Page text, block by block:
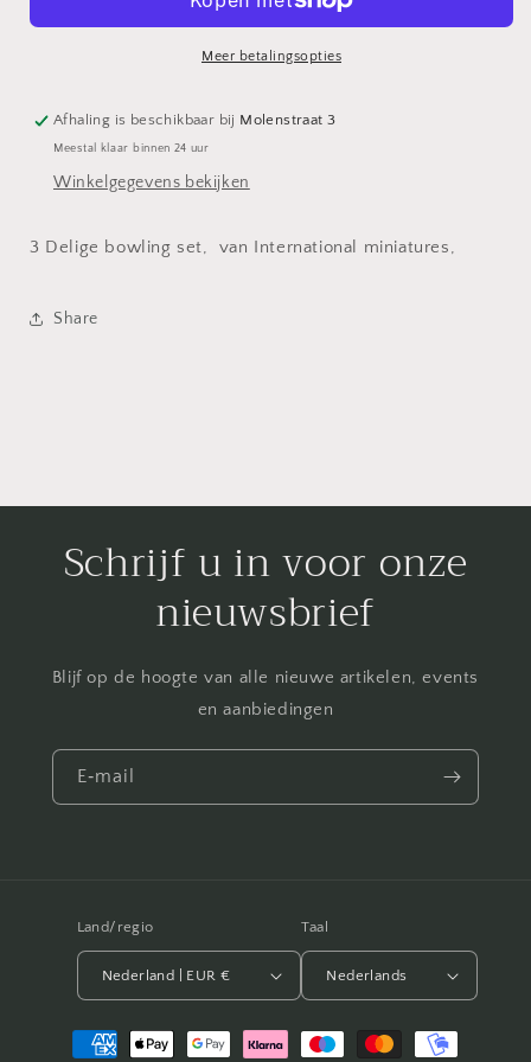
Meer betalingsopties
Afhaling is beschikbaar bij Molenstraat 3
Meestal klaar binnen 24 uur
Winkelgegevens bekijken
3 Delige bowling set, van International miniatures,
Share
Schrijf u in voor onze
nieuwsbrief
Blijf op de hoogte van alle nieuwe artikelen, events
en aanbiedingen
E‑mail
Land/regio
Nederland | EUR €
Taal
Nederlands
Betaalmethoden